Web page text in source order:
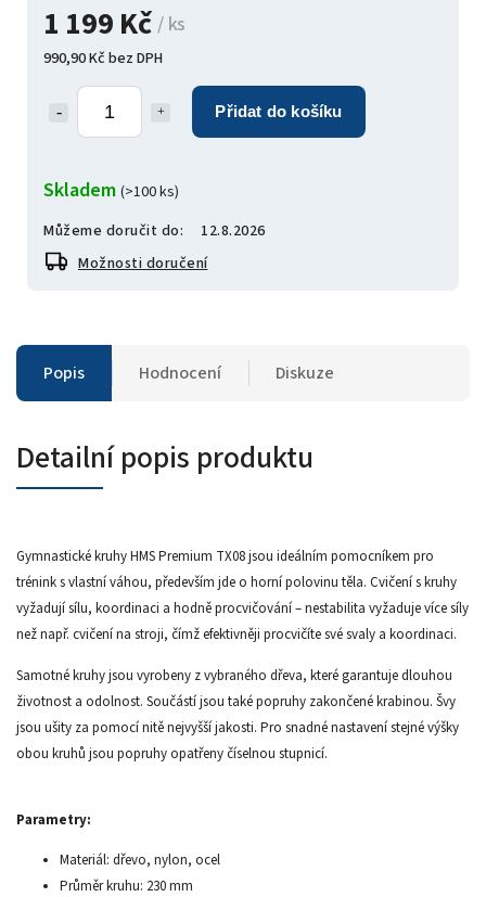
1 199 Kč/ ks
990,90 Kč bez DPH
Přidat do košíku
Skladem (>100 ks)
Můžeme doručit do:
12.8.2026
Možnosti doručení
Popis Hodnocení Diskuze
Detailní popis produktu
Gymnastické kruhy HMS Premium TX08 jsou ideálním pomocníkem pro
trénink s vlastní váhou, především jde o horní polovinu těla. Cvičení s kruhy
vyžadují sílu, koordinaci a hodně procvičování – nestabilita vyžaduje více síly
než např. cvičení na stroji, čímž efektivněji procvičíte své svaly a koordinaci.
Samotné kruhy jsou vyrobeny z vybraného dřeva, které garantuje dlouhou
životnost a odolnost. Součástí jsou také popruhy zakončené krabinou. Švy
jsou ušity za pomocí nitě nejvyšší jakosti. Pro snadné nastavení stejné výšky
obou kruhů jsou popruhy opatřeny číselnou stupnicí.
Parametry:
Materiál: dřevo, nylon, ocel
Průměr kruhu: 230 mm